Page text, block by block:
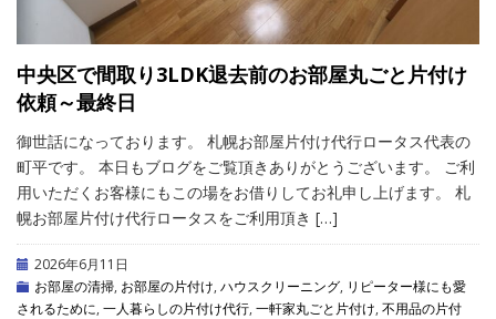
中央区で間取り3LDK退去前のお部屋丸ごと片付け
依頼～最終日
御世話になっております。 札幌お部屋片付け代行ロータス代表の
町平です。 本日もブログをご覧頂きありがとうございます。 ご利
用いただくお客様にもこの場をお借りしてお礼申し上げます。 札
幌お部屋片付け代行ロータスをご利用頂き […]
2026年6月11日
お部屋の清掃, お部屋の片付け, ハウスクリーニング, リピーター様にも愛
されるために, 一人暮らしの片付け代行, 一軒家丸ごと片付け, 不用品の片付